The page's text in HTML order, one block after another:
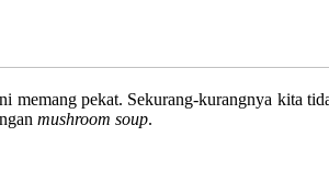
ni memang pekat. Sekurang-kurangnya kita
mushroom soup.